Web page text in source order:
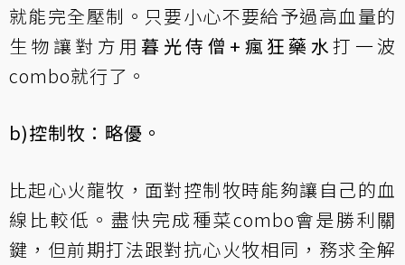
就能完全壓制。只要小心不要給予過高血量的
生物讓對方用 暮光侍僧+瘋狂藥水打一波
combo就行了。
b)控制牧：略優。
比起心火龍牧，面對控制牧時能夠讓自己的血
線比較低。盡快完成種菜combo會是勝利關
鍵，但前期打法跟對抗心火牧相同，務求全解